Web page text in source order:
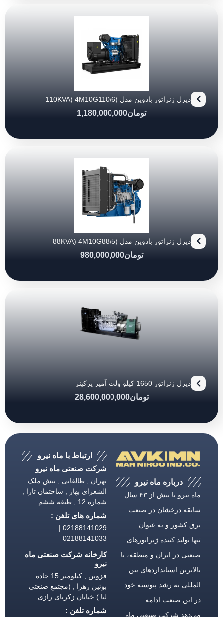
دیزل ژنراتور بادوین مدل (110KVA) 4M10G110/6
تومان1,180,000,000
دیزل ژنراتور بادوین مدل (88KVA) 4M10G88/5
تومان980,000,000
دیزل ژنراتور 1650 کیلو ولت آمپر پرکینز
تومان28,600,000,000
درباره ماه نیرو
ماه نیرو با بیش از ۴۳ سال
سابقه درخشان در صنعت
برق كشور و به عنوان
تنها تولید كننده ژنراتورهای
صنعتی در ایران و منطقه، با
بالاترین استانداردهای بین
المللی به رشد پیوسته خود
در این صنعت ادامه
می‌دهد.شركت صنعتی ماه
ارتباط با ماه نیرو
شرکت صنعتی ماه نیرو
تهران , طالقانی , نبش ملک
الشعرای بهار , ساختمان تارا ,
شماره 12 , طبقه ششم
شماره های تلفن :
02188141029 |
02188141033
کارخانه شرکت صنعتی ماه
نیرو
قزوین , کیلومتر 15 جاده
بوئین زهرا , (مجتمع صنعتی
لیا ) خیابان زکریای رازی
شماره تلفن :